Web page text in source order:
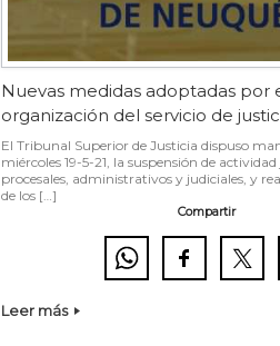
Nuevas medidas adoptadas por
organización del servicio de
El Tribunal Superior de Justicia dispuso
miércoles 19-5-21, la suspensión de
procesales, administrativos y judiciales, y
de los […]
Compartir
Leer más